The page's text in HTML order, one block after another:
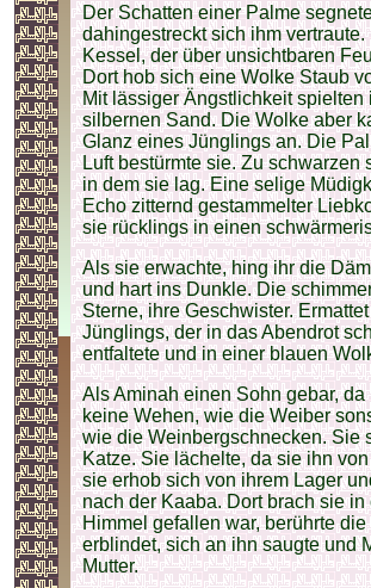
Der Schatten einer Palme
dahingestreckt sich ihm
Kessel, der über unsichtbaren
Dort hob sich eine Wolke Staub
Mit lässiger Ängstlichkeit
silbernen Sand. Die Wolke aber
Glanz eines Jünglings an. Die
Luft bestürmte sie. Zu
in dem sie lag. Eine selige
Echo zitternd gestammelter
sie rücklings in einen
Als sie erwachte, hing ihr die
und hart ins Dunkle. Die
Sterne, ihre Geschwister.
Jünglings, der in das Abendrot
entfaltete und in einer blauen
Als Aminah einen Sohn gebar,
keine Wehen, wie die Weiber
wie die Weinbergschnecken. Sie
Katze. Sie lächelte, da sie ihn
sie erhob sich von ihrem Lager
nach der Kaaba. Dort brach sie
Himmel gefallen war, berührte
erblindet, sich an ihn saugte und
Mutter.